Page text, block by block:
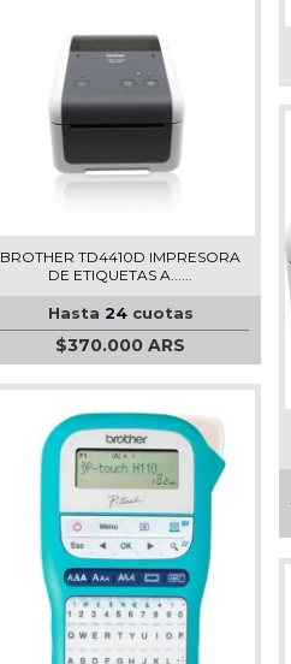
BROTHER TD4410D IMPRESORA
DE ETIQUETAS A......
Hasta 24cuotas
$370.000 ARS